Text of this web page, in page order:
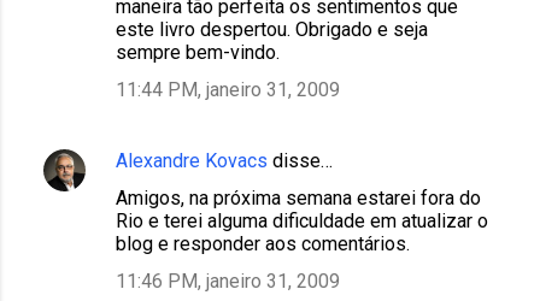
maneira tão perfeita os sentimentos que
este livro despertou. Obrigado e seja
sempre bem-vindo.
11:44 PM, janeiro 31, 2009
Alexandre Kovacs disse…
Amigos, na próxima semana estarei fora do
Rio e terei alguma dificuldade em atualizar o
blog e responder aos comentários.
11:46 PM, janeiro 31, 2009